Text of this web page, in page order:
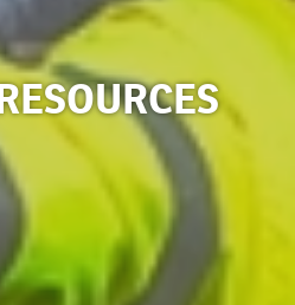
Afbeelding